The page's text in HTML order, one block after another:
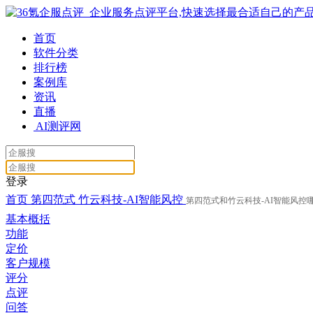
首页
软件分类
排行榜
案例库
资讯
直播
AI测评网
登录
首页 第四范式 竹云科技-AI智能风控 第四范式和竹云科技-AI智能风控
基本概括
功能
定价
客户规模
评分
点评
问答